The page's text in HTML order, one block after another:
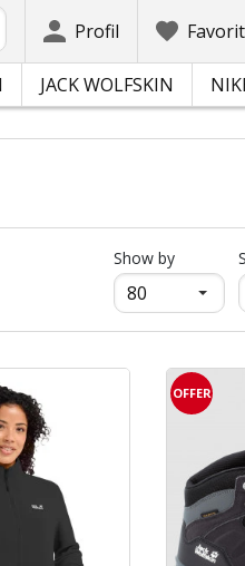
Profil
JACK WOLFSKIN
Show byпродукти
OFFER